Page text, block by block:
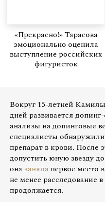
«Прекрасно!» Тарасова
эмоционально оценила
выступление российских
фигуристок
Вокруг 15-летней
дней развивается
анализы на допинговые
специалисты
препарат в крови. После
допустить юную звезду
она заняла первое место
не менее расследование
продолжается.